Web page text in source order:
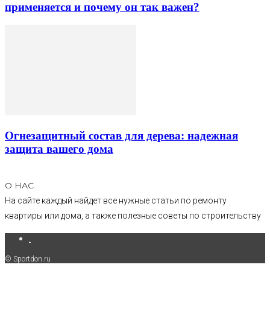
применяется и почему он так важен?
Огнезащитный состав для дерева: надежная
защита вашего дома
О НАС
На сайте каждый найдет все нужные статьи по ремонту
квартиры или дома, а также полезные советы по строительству
© Sportdon.ru